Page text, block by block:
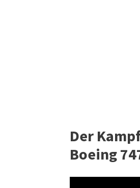
Der
Boeing